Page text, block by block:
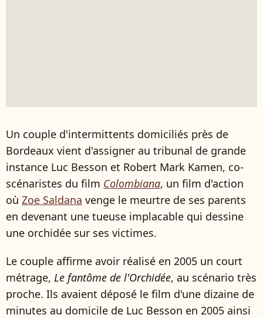
Un couple d'intermittents domiciliés près de
Bordeaux vient d'assigner au tribunal de grande
instance Luc Besson et Robert Mark Kamen, co-
scénaristes du film Colombiana, un film d'action
où Zoe Saldana venge le meurtre de ses parents
en devenant une tueuse implacable qui dessine
une orchidée sur ses victimes.
Le couple affirme avoir réalisé en 2005 un court
métrage, Le fantôme de l'Orchidée, au scénario très
proche. Ils avaient déposé le film d'une dizaine de
minutes au domicile de Luc Besson en 2005 ainsi